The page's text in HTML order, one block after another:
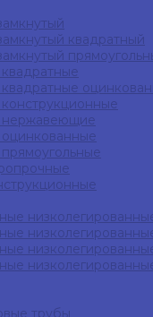
квадратный
нержавеющие
трубы